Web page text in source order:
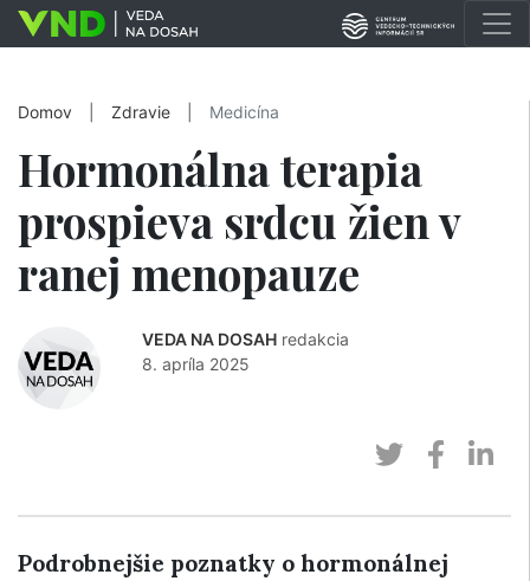
Domov Zdravie Medicína
Hormonálna terapia
prospieva srdcu žien v
ranej menopauze
VEDA NA DOSAH redakcia
8. apríla 2025
Podrobnejšie poznatky o hormonálnej